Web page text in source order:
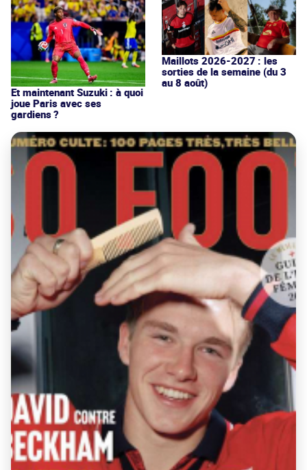
Et maintenant Suzuki : à quoi
joue Paris avec ses
gardiens ?
Maillots 2026-2027 : les
sorties de la semaine (du 3
au 8 août)